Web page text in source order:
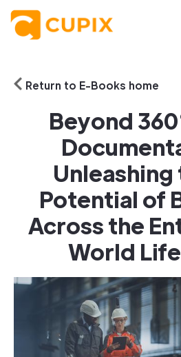
Return to E-Books home
Beyond
Unleashing
Potential of
Across the
World